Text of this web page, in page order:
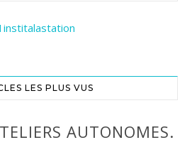
LES PLUS VUS
AUTONOMES.